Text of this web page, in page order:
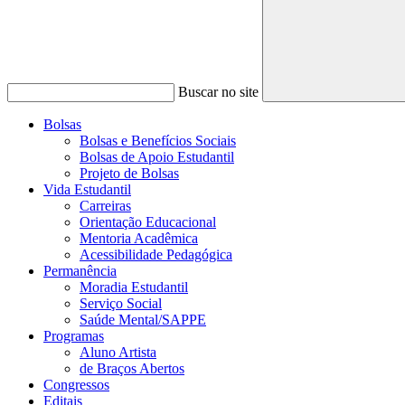
Buscar no site
Bolsas
Bolsas e Benefícios Sociais
Bolsas de Apoio Estudantil
Projeto de Bolsas
Vida Estudantil
Carreiras
Orientação Educacional
Mentoria Acadêmica
Acessibilidade Pedagógica
Permanência
Moradia Estudantil
Serviço Social
Saúde Mental/SAPPE
Programas
Aluno Artista
de Braços Abertos
Congressos
Editais